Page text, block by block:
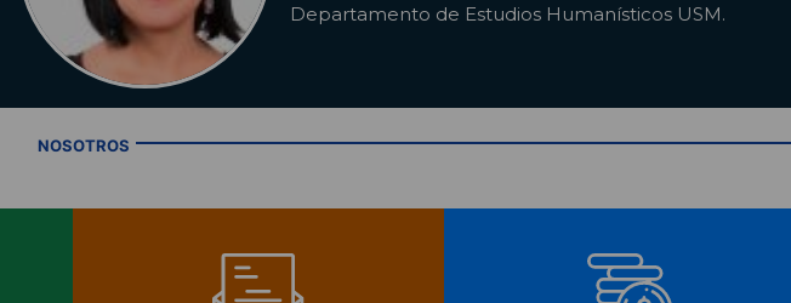
Departamento de Estudios Humanísticos USM.
NOSOTROS